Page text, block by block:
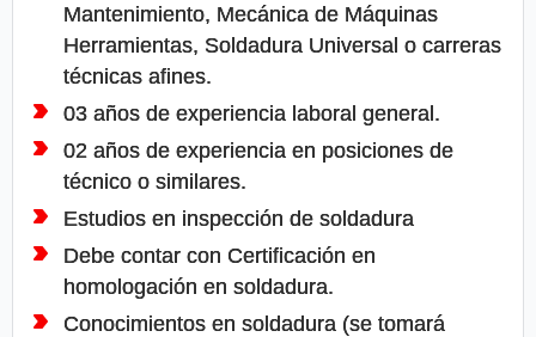
Mantenimiento, Mecánica de Máquinas
Herramientas, Soldadura Universal o carreras
técnicas afines.
03 años de experiencia laboral general.
02 años de experiencia en posiciones de
técnico o similares.
Estudios en inspección de soldadura
Debe contar con Certificación en
homologación en soldadura.
Conocimientos en soldadura (se tomará